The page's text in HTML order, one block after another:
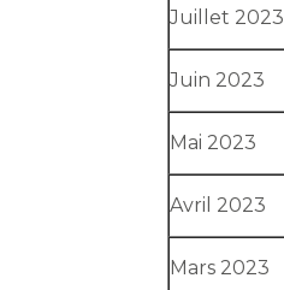
Juillet 2023
Juin 2023
Mai 2023
Avril 2023
Mars 2023